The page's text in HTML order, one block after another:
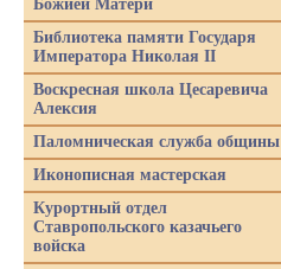
Божией Матери
Библиотека памяти Государя
Императора Николая II
Воскресная школа Цесаревича
Алексия
Паломническая служба общины
Иконописная мастерская
Курортный отдел
Ставропольского казачьего
войска